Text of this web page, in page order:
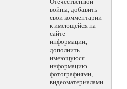
войны, добавить
свои комментарии
к имеющейся на
сайте
информации,
дополнить
имеющуюся
информацию
фотографиями,
видеоматериалами